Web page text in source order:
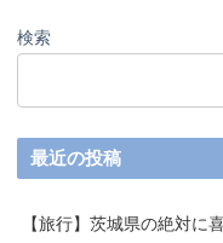
検索
最近の投稿
【旅行】茨城県の絶対に